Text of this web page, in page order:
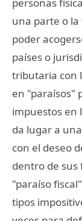
una parte o
poder
países o
tributaria con
en "paraísos"
impuestos en
da lugar a
con el deseo
dentro de
"paraíso
tipos